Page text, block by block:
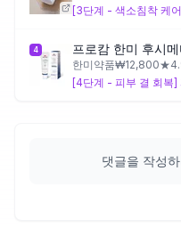
4 프로캄 한미 후시
한미약품₩12,800★
댓글을 작성